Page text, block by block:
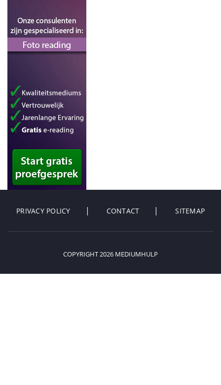
PRIVACY POLICY CONTACT SITEMAP
COPYRIGHT 2026 MEDIUMHULP